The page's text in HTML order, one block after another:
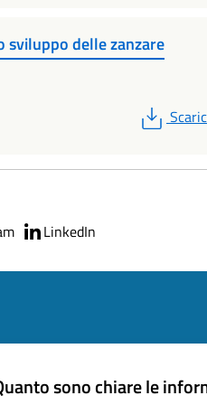
sviluppo delle zanzare
PDF
LinkedIn
sono chiare le